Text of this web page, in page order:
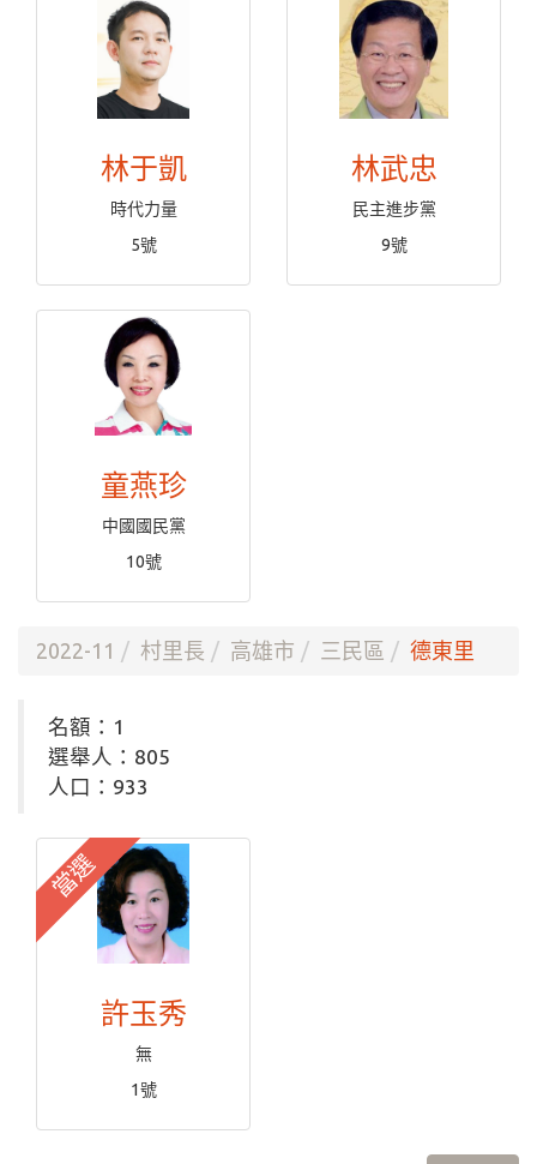
林于凱
時代力量
5號
林武忠
民主進步黨
9號
童燕珍
中國國民黨
10號
2022-11 村里長 高雄市 三民區 德東里
名額：1
選舉人：805
人口：933
當選
許玉秀
無
1號